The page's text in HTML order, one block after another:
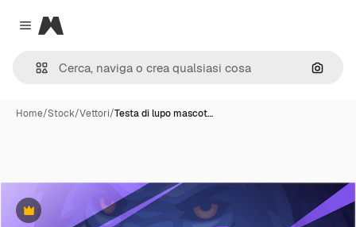
Close menu
Magnific
Cerca
Home/Stock/Vettori/Testa di lupo mascot…
Premium